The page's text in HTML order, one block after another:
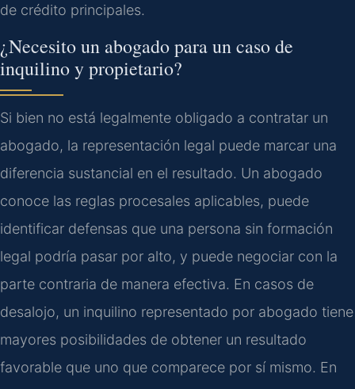
de crédito principales.
¿Necesito un abogado para un caso de
inquilino y propietario?
Si bien no está legalmente obligado a contratar un
abogado, la representación legal puede marcar una
diferencia sustancial en el resultado. Un abogado
conoce las reglas procesales aplicables, puede
identificar defensas que una persona sin formación
legal podría pasar por alto, y puede negociar con la
parte contraria de manera efectiva. En casos de
desalojo, un inquilino representado por abogado tiene
mayores posibilidades de obtener un resultado
favorable que uno que comparece por sí mismo. En